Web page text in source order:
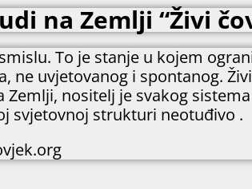
na Zemlji “Živi
To je stanje u kojem
ne uvjetovanog i spontanog.
nositelj je svakog
svjetovnoj strukturi neotuđivo .